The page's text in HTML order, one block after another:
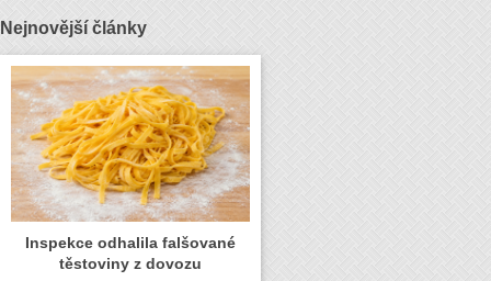
Nejnovější články
Inspekce odhalila falšované
těstoviny z dovozu